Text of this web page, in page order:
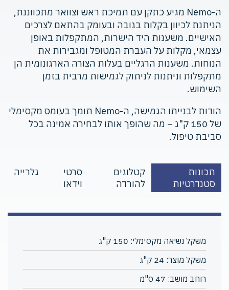
ה-Nemo מגיע כתקן עם תמיכת ראש וצוואר מתכווננת,
הניתנת לכיוון בקלות בגובה ובעומק בהתאם לצרכים
האישיים. משענות היד הישרות, המתקפלות באופן
עצמאי, מקלות על העברת המטופל ומגבירות את
הנוחות. משענות הרגליים בעלות הצורה הארגונומית הן
מתקפלות וניתנות לניתוק לגמישות מרבית בזמן
השימוש.
הודות לבנייתו הגמישה, ה-Nemo תומך בעומס מקסימלי
של 150 ק"ג – מה שהופך אותו לבחירה אמינה בכל
סביבת טיפול.
תכונות
סטנדרטיות
קטלוגים
להורדה
סרטי
וידאו
גלרייה
משקל נשיאה מקסימלי: 150 ק"ג
משקל מוצר: 24 ק"ג
רוחב מושב: 47 ס"מ